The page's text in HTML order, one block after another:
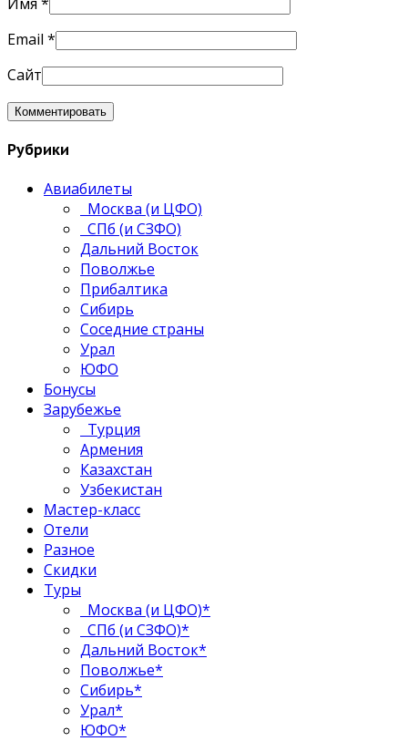
Email *
Сайт
Рубрики
Авиабилеты
Москва (и ЦФО)
СПб (и СЗФО)
Дальний Восток
Поволжье
Прибалтика
Сибирь
Соседние страны
Урал
ЮФО
Бонусы
Зарубежье
Турция
Армения
Казахстан
Узбекистан
Мастер-класс
Отели
Разное
Скидки
Туры
Москва (и ЦФО)*
СПб (и СЗФО)*
Дальний Восток*
Поволжье*
Сибирь*
Урал*
ЮФО*